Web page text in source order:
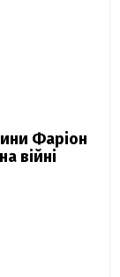
Фаріон
війні